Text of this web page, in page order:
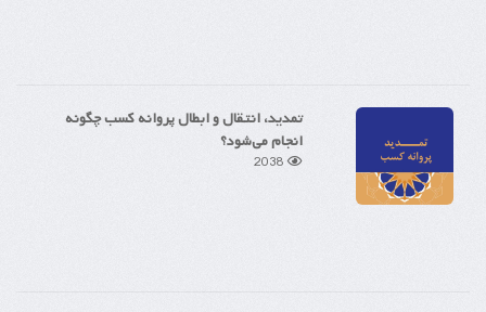
تمدید، انتقال و ابطال پروانه کسب چگونه
انجام می‌شود؟